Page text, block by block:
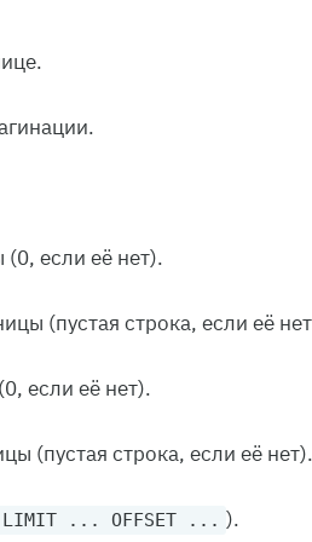
если её нет).
(пустая строка, если её
если её нет).
(пустая строка, если её
LIMIT ... OFFSET ... ).